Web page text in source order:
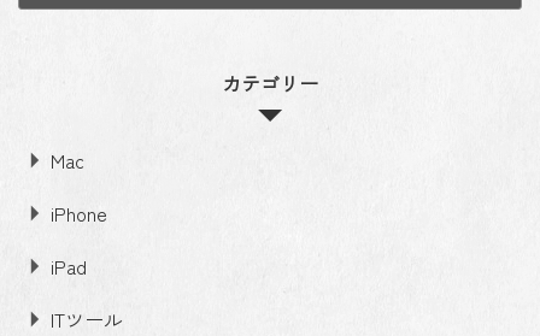
カテゴリー
Mac
iPhone
iPad
ITツール